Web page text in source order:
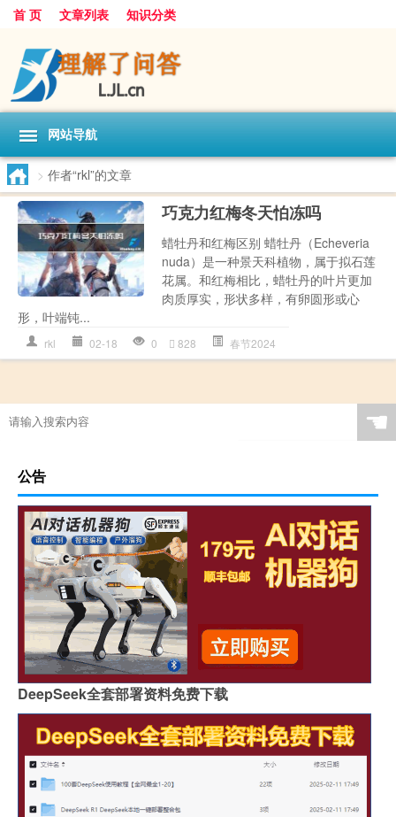
首 页 文章列表 知识分类
网站导航
> 作者“rkl”的文章
巧克力红梅冬天怕冻吗
蜡牡丹和红梅区别 蜡牡丹（Echeveria
nuda）是一种景天科植物，属于拟石莲
花属。和红梅相比，蜡牡丹的叶片更加
肉质厚实，形状多样，有卵圆形或心
形，叶端钝...
rkl 02-18 0 828 春节2024
☚
公告
DeepSeek全套部署资料免费下载